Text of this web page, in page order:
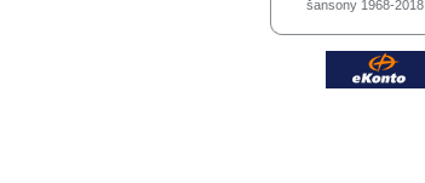
šansony 1968-2018